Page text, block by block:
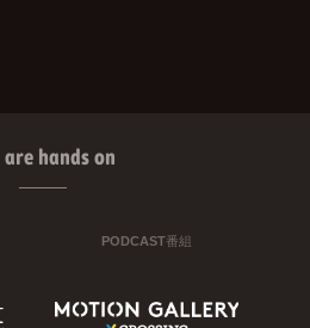
hands on
PODCAST番組